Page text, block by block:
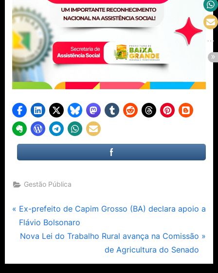
Gestão Pública
Navegação
de
P
r
e
i
Ex-prefeito de Capim Grosso (BA) declara apoio a
Flávio Bolsonaro
N
x
Nova Lei do Trabalho Rural avança na Comissão
de Agricultura do Senado